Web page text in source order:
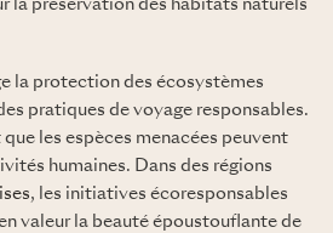
la préservation des habitats naturels
la protection des écosystèmes
pratiques de voyage responsables.
les espèces menacées peuvent
humaines. Dans des régions
, les initiatives écoresponsables
valeur la beauté époustouflante de